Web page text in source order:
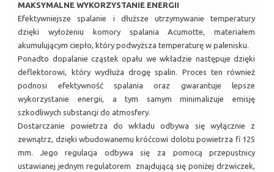
MAKSYMALNE WYKORZYSTANIE ENERGII
Efektywniejsze spalanie i dłuższe utrzymywanie temperatury
dzięki wyłożeniu komory spalania Acumotte, materiałem
akumulującym ciepło, który podwyższa temperaturę w palenisku.
Ponadto dopalanie cząstek opału we wkładzie następuje dzięki
deflektorowi, który wydłuża drogę spalin. Proces ten również
podnosi efektywność spalania oraz gwarantuje lepsze
wykorzystanie energii, a tym samym minimalizuje emisję
szkodliwych substancji do atmosfery.
Dostarczanie powietrza do wkładu odbywa się wyłącznie z
zewnątrz, dzięki wbudowanemu króćcowi dolotu powietrza fi 125
mm. Jego regulacja odbywa się za pomocą przepustnicy
ustawianej jednym regulatorem znajdującą się poniżej drzwiczek,